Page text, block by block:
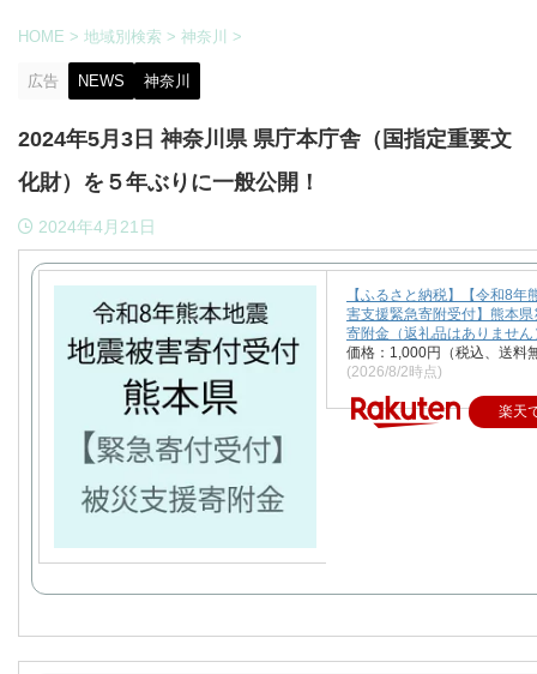
HOME > 地域別検索 > 神奈川 >
広告 NEWS 神奈川
2024年5月3日 神奈川県 県庁本庁舎（国指定重要文
化財）を５年ぶりに一般公開！
2024年4月21日
【ふるさと納税】【令和8年
害支援緊急寄附受付】熊本県
寄附金（返礼品はありません
価格：1,000円（税込、送料
(2026/8/2時点)
楽天